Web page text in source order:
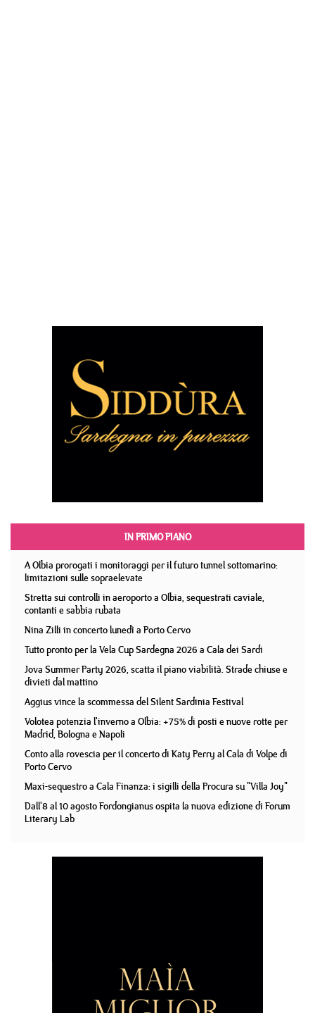
IN PRIMO PIANO
A Olbia prorogati i monitoraggi per il futuro tunnel sottomarino:
limitazioni sulle sopraelevate
Stretta sui controlli in aeroporto a Olbia, sequestrati caviale,
contanti e sabbia rubata
Nina Zilli in concerto lunedì a Porto Cervo
Tutto pronto per la Vela Cup Sardegna 2026 a Cala dei Sardi
Jova Summer Party 2026, scatta il piano viabilità. Strade chiuse e
divieti dal mattino
Aggius vince la scommessa del Silent Sardinia Festival
Volotea potenzia l'inverno a Olbia: +75% di posti e nuove rotte per
Madrid, Bologna e Napoli
Conto alla rovescia per il concerto di Katy Perry al Cala di Volpe di
Porto Cervo
Maxi-sequestro a Cala Finanza: i sigilli della Procura su "Villa Joy"
Dall'8 al 10 agosto Fordongianus ospita la nuova edizione di Forum
Literary Lab